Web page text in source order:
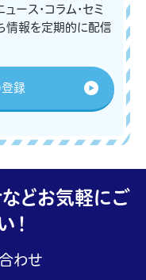
ース・コラム・セミ
情報を定期的に配信
録
どお気軽にご
！
わせ